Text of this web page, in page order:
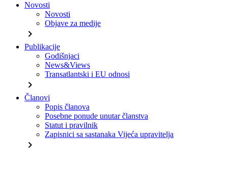
Novosti
Novosti
Objave za medije
chevron_right
Publikacije
Godišnjaci
News&Views
Transatlantski i EU odnosi
chevron_right
Članovi
Popis članova
Posebne ponude unutar članstva
Statut i pravilnik
Zapisnici sa sastanaka Vijeća upravitelja
chevron_right